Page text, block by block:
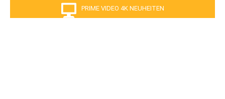
PRIME VIDEO 4K NEUHEITEN